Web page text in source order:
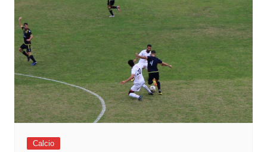
Calcio